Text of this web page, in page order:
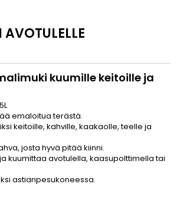
kuumille keitoille ja
emaloitua terästä.
keitoille, kahville, kaakaolle, teelle ja
josta hyvä pitää kiinni.
kuumittaa avotulella, kaasupolttimella tai
astianpesukoneessa.